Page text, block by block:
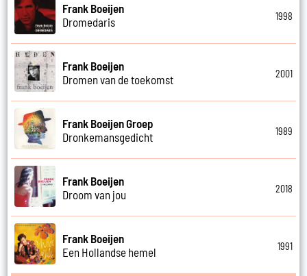
Frank Boeijen
Dromedaris
1998
Frank Boeijen
Dromen van de toekomst
2001
Frank Boeijen Groep
Dronkemansgedicht
1989
Frank Boeijen
Droom van jou
2018
Frank Boeijen
Een Hollandse hemel
1991